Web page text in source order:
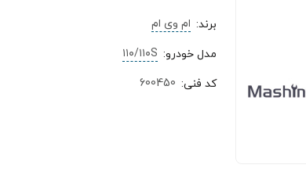
برند: ام وی ام
مدل خودرو: ۱۱۰/۱۱۰S
کد فنی:
600450